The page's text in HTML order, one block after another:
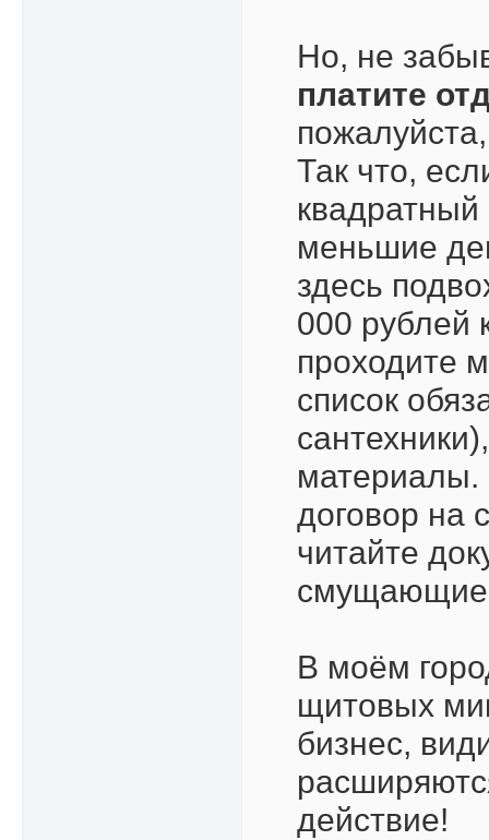
Но, не
платите
Так что,
квадратный
меньшие
здесь
000 рублей
проходите
список
материалы.
договор на
читайте
смущающие
В моём
щитовых
бизнес,
действие!